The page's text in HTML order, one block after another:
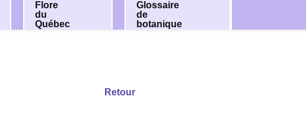
Flore
du
Québec
Glossaire
de
botanique
Retour